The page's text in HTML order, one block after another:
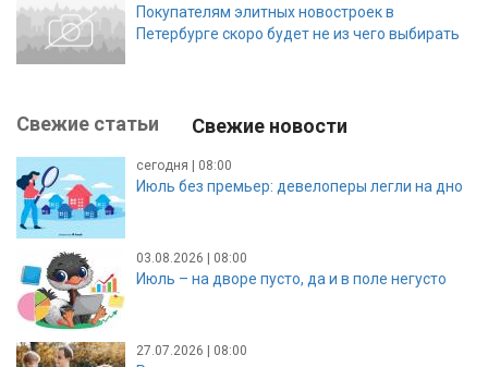
Покупателям элитных новостроек в
Петербурге скоро будет не из чего выбирать
Свежие статьи Свежие новости
сегодня | 08:00
Июль без премьер: девелоперы легли на дно
03.08.2026 | 08:00
Июль – на дворе пусто, да и в поле негусто
27.07.2026 | 08:00